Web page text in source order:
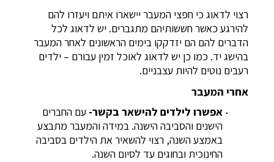
רצוי לדאוג כי חפצי המעבר יישארו איתם ויעזרו להם
להירגע כאשר חששותיהם מתגברים. יש לדאוג לכל
הדברים להם הם יזדקקו בימים הראשונים לאחר המעבר
בהישג יד. כמו כן יש לדאוג לאוכל זמין עבורם – ילדים
רעבים נוטים להיות עצבניים.
אחרי המעבר
אפשרו לילדים להישאר בקשר- עם החברים
הישנים והסביבה הישנה. במידה והמעבר מתבצע
באמצע השנה, רצוי להשאיר את הילדים בסביבה
החינוכית ובחוגים עד לסיום השנה.